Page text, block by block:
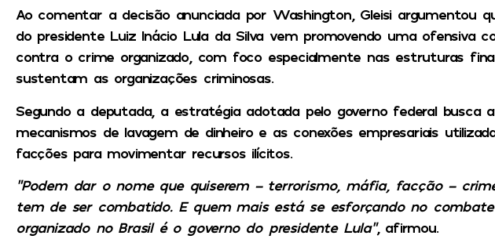
Ao comentar a decisão anunciada por Washington, Gleisi argumentou
do presidente Luiz Inácio Lula da Silva vem promovendo uma ofensiva
contra o crime organizado, com foco especialmente nas estruturas
sustentam as organizações criminosas.
Segundo a deputada, a estratégia adotada pelo governo federal busca
mecanismos de lavagem de dinheiro e as conexões empresariais
facções para movimentar recursos ilícitos.
“Podem dar o nome que quiserem – terrorismo, máfia, facção –
tem de ser combatido. E quem mais está se esforçando no
organizado no Brasil é o governo do presidente Lula”, afirmou.